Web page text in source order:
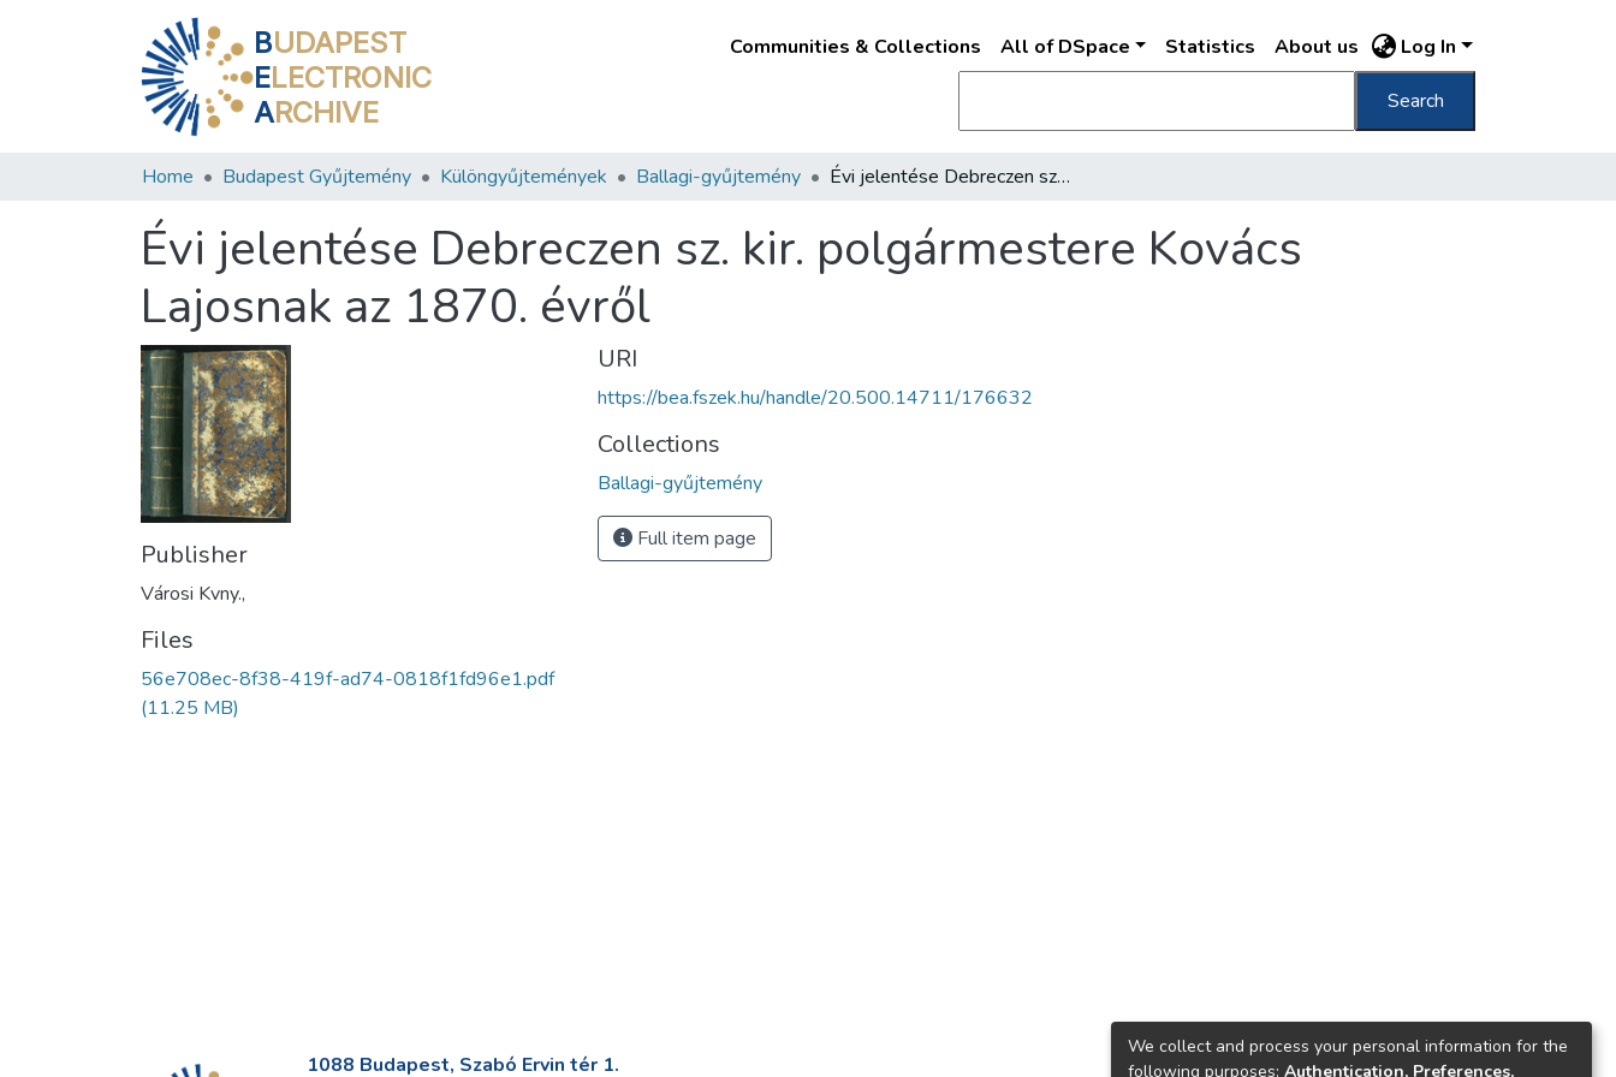
BUDAPEST
ELECTRONIC
ARCHIVE
Communities & Collections All of DSpace Statistics About us Log In
Search
Home Budapest Gyűjtemény Különgyűjtemények Ballagi-gyűjtemény Évi jelentése Debreczen sz. kir. polgármestere Kovács Lajosnak az 1870. évről
Évi jelentése Debreczen sz. kir. polgármestere Kovács
Lajosnak az 1870. évről
Publisher
Városi Kvny.,
Files
56e708ec-8f38-419f-ad74-0818f1fd96e1.pdf
(11.25 MB)
URI
https://bea.fszek.hu/handle/20.500.14711/176632
Collections
Ballagi-gyűjtemény
Full item page
1088 Budapest, Szabó Ervin tér 1.
We collect and process your personal information for the
following purposes: Authentication, Preferences,